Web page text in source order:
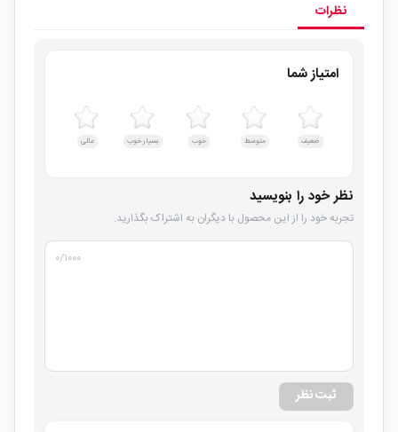
نظرات
امتیاز شما
ضعیف متوسط خوب بسیار خوب عالی
نظر خود را بنویسید
تجربه خود را از این محصول با دیگران به اشتراک بگذارید.
۰/۱۰۰۰
ثبت نظر